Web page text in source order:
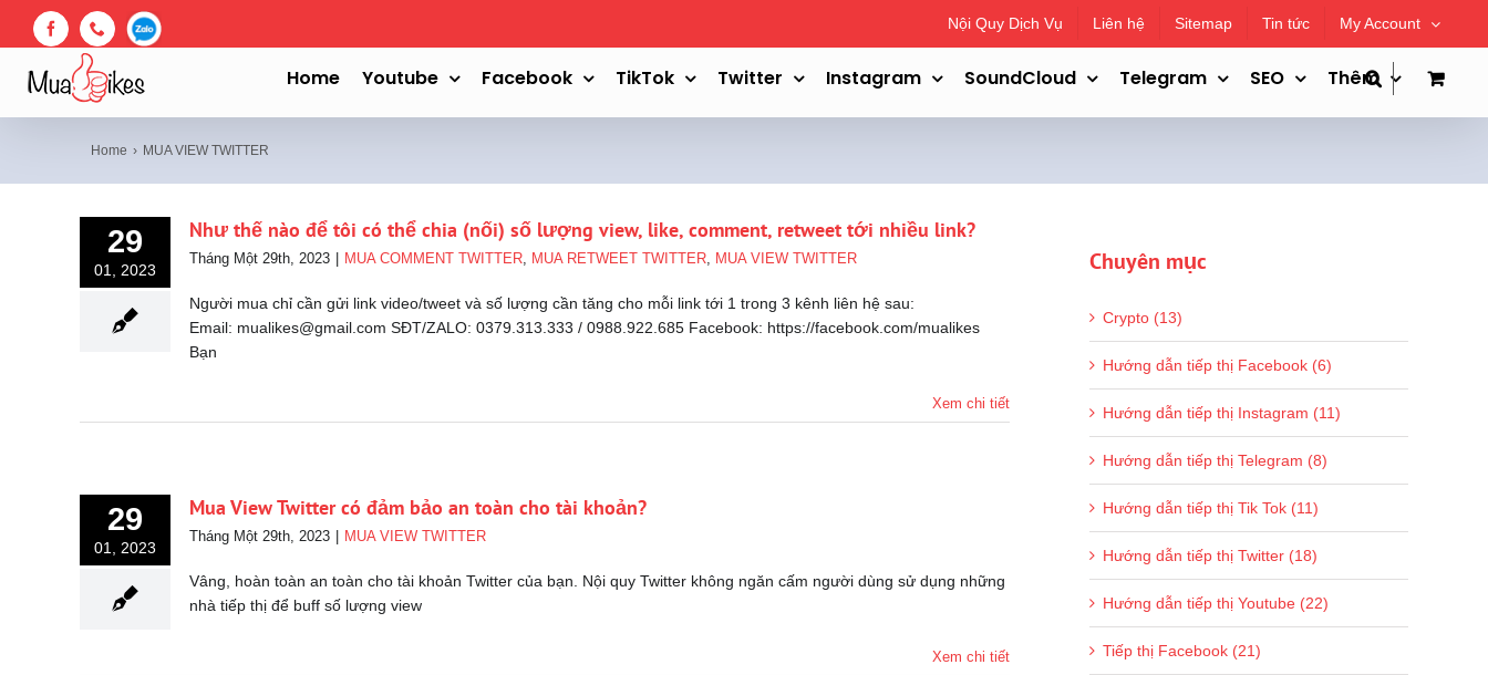
FacebookPhone Zalo
Nội Quy Dịch Vụ Liên hệ Sitemap Tin tức My Account
Home Youtube Facebook TikTok Twitter Instagram SoundCloud Telegram SEO Thêm
Home MUA VIEW TWITTER
29
01, 2023
Như thế nào để tôi có thể chia (nối) số lượng view, like, comment, retweet tới nhiều link?
Tháng Một 29th, 2023 MUA COMMENT TWITTER, MUA RETWEET TWITTER, MUA VIEW TWITTER
Người mua chỉ cần gửi link video/tweet và số lượng cần tăng cho mỗi link tới 1 trong 3 kênh liên hệ sau:
Email: mualikes@gmail.com SĐT/ZALO: 0379.313.333 / 0988.922.685 Facebook: https://facebook.com/mualikes
Bạn
Xem chi tiết
29
01, 2023
Mua View Twitter có đảm bảo an toàn cho tài khoản?
Tháng Một 29th, 2023 MUA VIEW TWITTER
Vâng, hoàn toàn an toàn cho tài khoản Twitter của bạn. Nội quy Twitter không ngăn cấm người dùng sử dụng những
nhà tiếp thị để buff số lượng view
Xem chi tiết
Chuyên mục
Crypto (13)
Hướng dẫn tiếp thị Facebook (6)
Hướng dẫn tiếp thị Instagram (11)
Hướng dẫn tiếp thị Telegram (8)
Hướng dẫn tiếp thị Tik Tok (11)
Hướng dẫn tiếp thị Twitter (18)
Hướng dẫn tiếp thị Youtube (22)
Tiếp thị Facebook (21)